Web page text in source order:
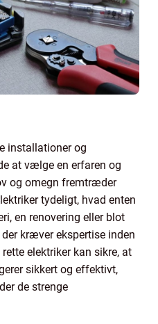
installationer og
at vælge en erfaren og
og omegn fremtræder
tydeligt, hvad enten
en renovering eller blot
kræver ekspertise inden
elektriker kan sikre, at
sikkert og effektivt,
de strenge